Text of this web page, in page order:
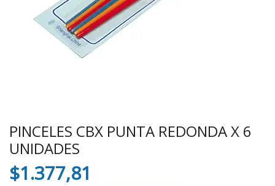
PINCELES CBX PUNTA REDONDA X 6
UNIDADES
$1.377,81